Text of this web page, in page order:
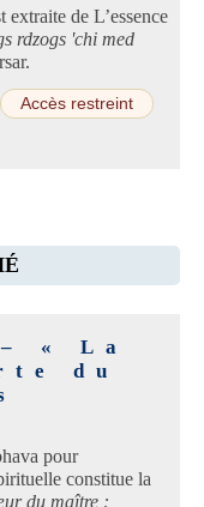
de L’essence
rdzogs 'chi med
Accès restreint
« La
du
pour
constitue la
du maître :